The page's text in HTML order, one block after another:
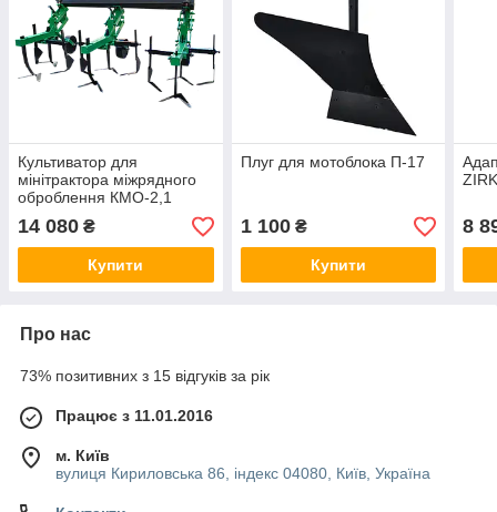
Культиватор для
мінітрактора міжрядного
оброблення КМО-2,1
14 080 ₴
Купити
Плуг для мотоблока П-17
1 100₴
Купити
8
Про нас
73% позитивних з 15 відгуків за рік
Працює з 11.01.2016
м. Київ
вулиця Кириловська 86, індекс 04080, Київ, Україна